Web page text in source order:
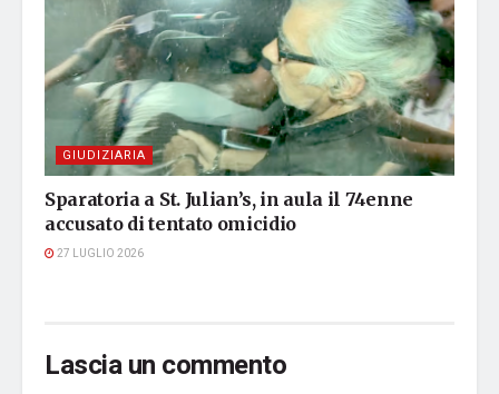
GIUDIZIARIA
Sparatoria a St. Julian’s, in aula il 74enne
accusato di tentato omicidio
27 LUGLIO 2026
Lascia un commento